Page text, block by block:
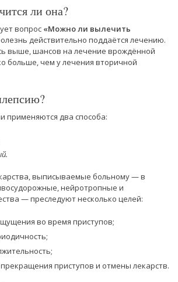
ли она?
вопрос «Можно ли вылечить
действительно поддаётся лечению.
выше, шансов на лечение врождённой
больше, чем у лечения вторичной
применяются два способа:
выписываемые больному — в
нейротропные и
— преследуют несколько целей:
во время приступов;
приступов и отмены лекарств.